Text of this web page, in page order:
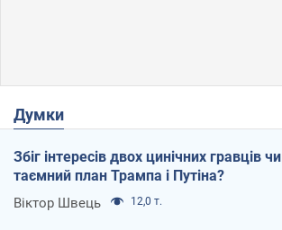
Думки
Збіг інтересів двох цинічних гравців чи
таємний план Трампа і Путіна?
Віктор Швець 12,0 т.